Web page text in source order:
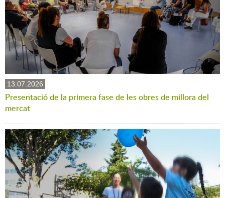
13.07.2026
Presentació de la primera fase de les obres de millora del
mercat